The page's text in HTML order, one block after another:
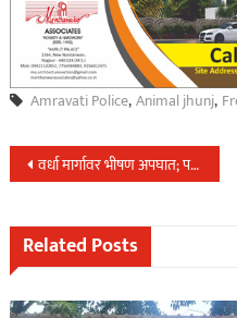
Amravati Police,Animal jhunj,
Post
navigation
वर्धा मार्गावर भीषण अपघात; पती-पत्नी ठार मुलगी थोडक्यात..
Related Posts